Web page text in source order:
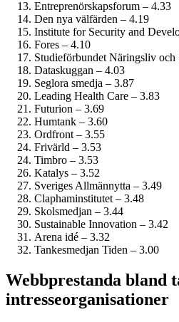
Entreprenörskaps­forum – 4.33
Den nya välfärden – 4.19
Institute for Security and
Fores – 4.10
Studie­förbundet Näringsliv och
Dataskuggan – 4.03
Seglora smedja – 3.87
Leading Health Care – 3.83
Futurion – 3.69
Humtank – 3.60
Ordfront – 3.55
Frivärld – 3.53
Timbro – 3.53
Katalys – 3.52
Sveriges Allmännytta – 3.49
Clapham­institutet – 3.48
Skolsmedjan – 3.44
Sustainable Innovation – 3.42
Arena idé – 3.32
Tankesmedjan Tiden – 3.00
Webbprestanda bland
intresseorganisationer